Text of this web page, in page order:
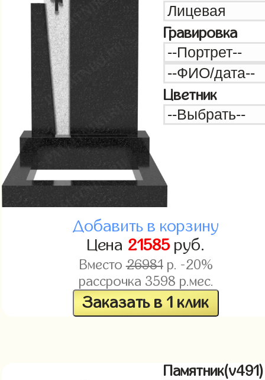
Гравировка
Цветник
Добавить в корзину
Цена 21585руб.
Вместо26981р. -20%
рассрочка 3598 р.мес.
Заказать в 1 клик
Памятник(v491)